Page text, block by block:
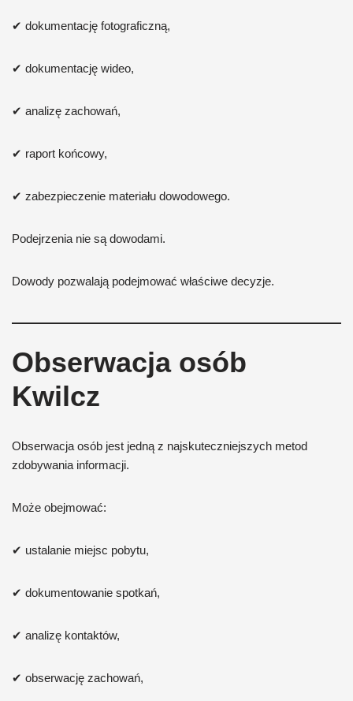
✔ dokumentację fotograficzną,
✔ dokumentację wideo,
✔ analizę zachowań,
✔ raport końcowy,
✔ zabezpieczenie materiału dowodowego.
Podejrzenia nie są dowodami.
Dowody pozwalają podejmować właściwe decyzje.
Obserwacja osób
Kwilcz
Obserwacja osób jest jedną z najskuteczniejszych metod
zdobywania informacji.
Może obejmować:
✔ ustalanie miejsc pobytu,
✔ dokumentowanie spotkań,
✔ analizę kontaktów,
✔ obserwację zachowań,